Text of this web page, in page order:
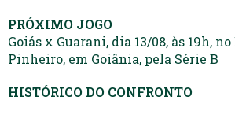
PRÓXIMO JOGO
Goiás x Guarani, dia 13/08, às 19h,
Pinheiro, em Goiânia, pela Série B
HISTÓRICO DO CONFRONTO